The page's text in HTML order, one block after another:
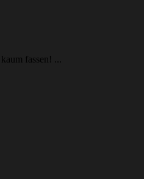
fassen! ...